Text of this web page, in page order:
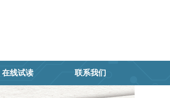
在线试读 联系我们